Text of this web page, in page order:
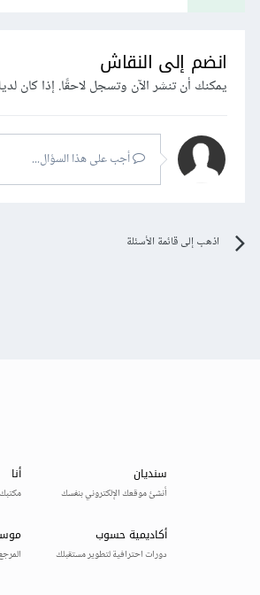
انضم إلى النقاش
يمكنك أن تنشر الآن وتسجل لاحقًا. إذا كان
أجب على هذا السؤال...
اذهب إلى قائمة الأسئلة